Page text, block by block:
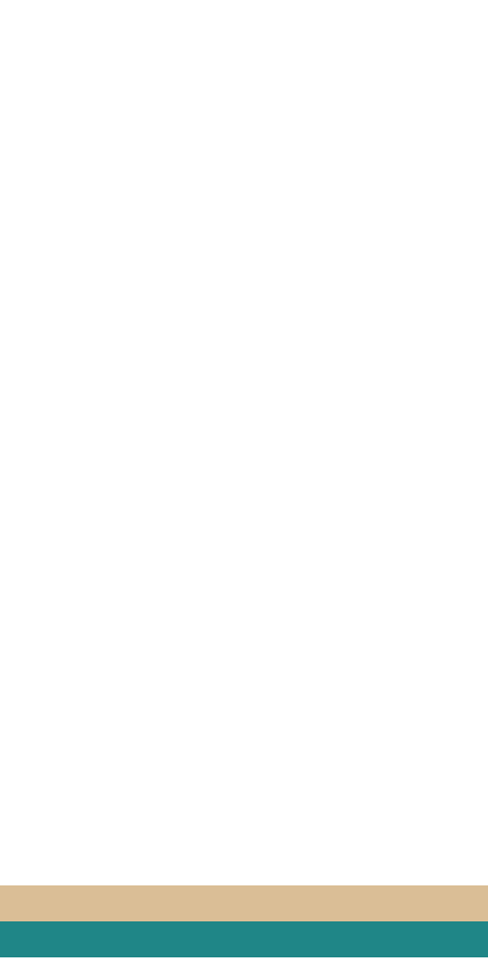
προσφέροντας παράλληλα πολλαπλά οφέλη στους ίδιους τους
κοινωνικών υπηρεσιών, την προστασία του
χρόνια, έχει παρατηρηθεί σημαντική
κοινωνία στο σύνολο της:
τη